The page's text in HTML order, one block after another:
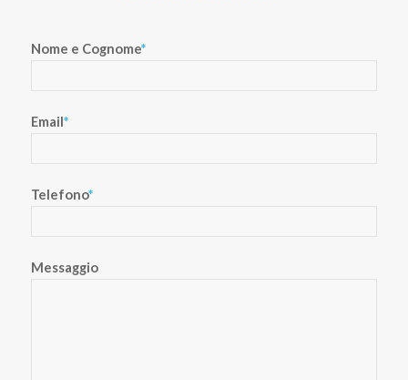
Nome e Cognome*
Email*
Telefono*
Messaggio